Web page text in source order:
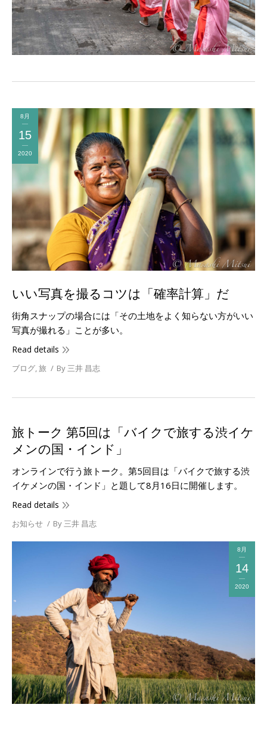
8月
15
2020
いい写真を撮るコツは「確率計算」だ
街角スナップの場合には「その土地をよく知らない方がいい
写真が撮れる」ことが多い。
Read details
ブログ,旅 By 三井 昌志
旅トーク 第5回は「バイクで旅する渋イケ
メンの国・インド」
オンラインで行う旅トーク。第5回目は「バイクで旅する渋
イケメンの国・インド」と題して8月16日に開催します。
Read details
お知らせ By 三井 昌志
8月
14
2020